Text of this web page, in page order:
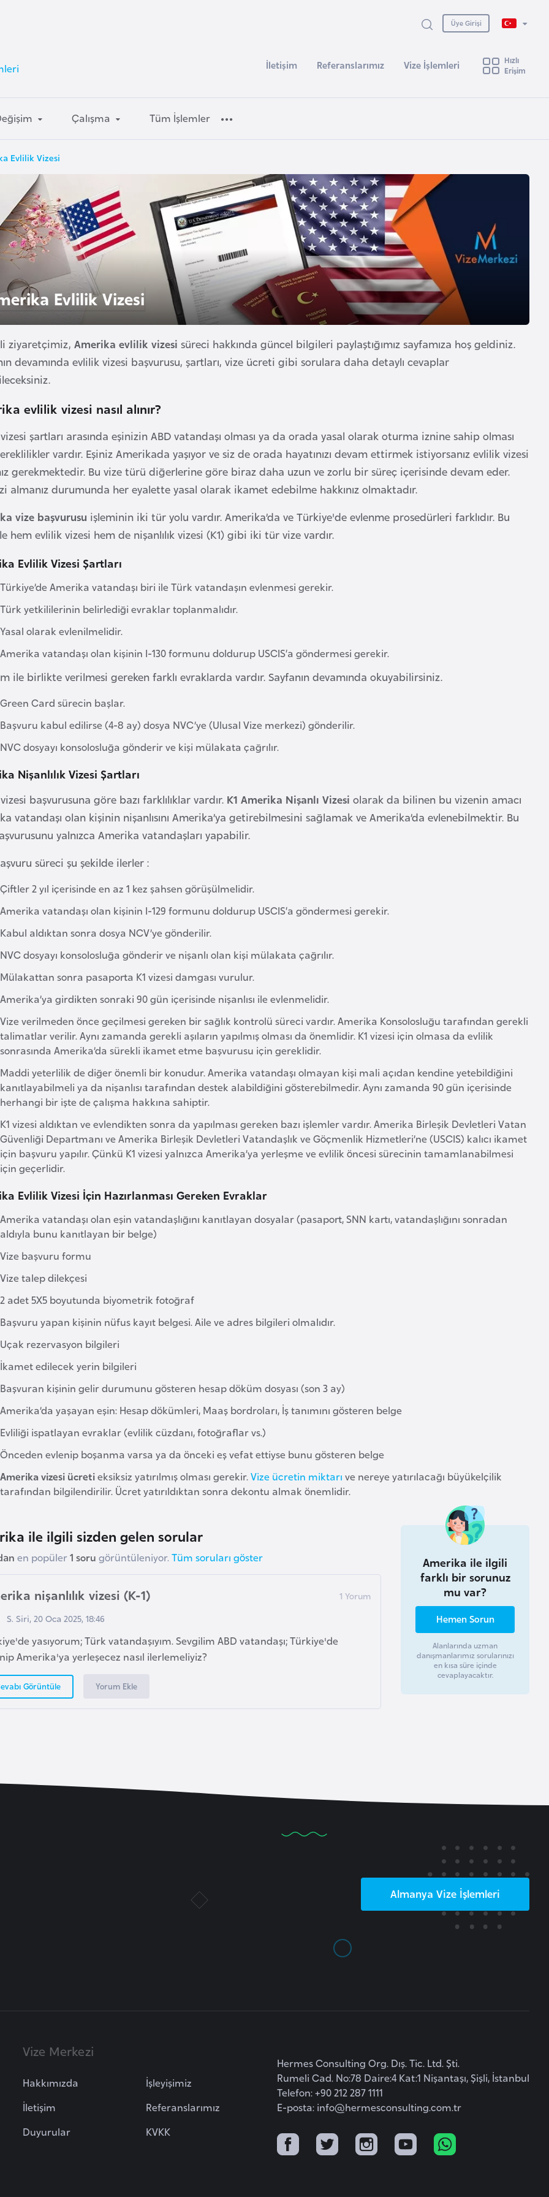
Üye Girişi
İletişim Referanslarımız Vize İşlemleri
Hızlı
Erişim
Çalışma Tüm İşlemler
Evlilik Vizesi
Evlilik Vizesi
ziyaretçimiz, Amerika evlilik vizesi süreci hakkında güncel bilgileri paylaştığımız sayfamıza hoş geldiniz.
devamında evlilik vizesi başvurusu, şartları, vize ücreti gibi sorulara daha detaylı cevaplar
evlilik vizesi nasıl alınır?
şartları arasında eşinizin ABD vatandaşı olması ya da orada yasal olarak oturma iznine sahip olması
vardır. Eşiniz Amerikada yaşıyor ve siz de orada hayatınızı devam ettirmek istiyorsanız evlilik vizesi
gerekmektedir. Bu vize türü diğerlerine göre biraz daha uzun ve zorlu bir süreç içerisinde devam eder.
almanız durumunda her eyalette yasal olarak ikamet edebilme hakkınız olmaktadır.
vize başvurusu işleminin iki tür yolu vardır. Amerika’da ve Türkiye'de evlenme prosedürleri farklıdır. Bu
hem evlilik vizesi hem de nişanlılık vizesi (K1) gibi iki tür vize vardır.
Evlilik Vizesi Şartları
Türkiye’de Amerika vatandaşı biri ile Türk vatandaşın evlenmesi gerekir.
Türk yetkililerinin belirlediği evraklar toplanmalıdır.
Yasal olarak evlenilmelidir.
Amerika vatandaşı olan kişinin I-130 formunu doldurup USCIS‘a göndermesi gerekir.
ile birlikte verilmesi gereken farklı evraklarda vardır. Sayfanın devamında okuyabilirsiniz.
Green Card sürecin başlar.
Başvuru kabul edilirse (4-8 ay) dosya NVC’ye (Ulusal Vize merkezi) gönderilir.
NVC dosyayı konsolosluğa gönderir ve kişi mülakata çağrılır.
Nişanlılık Vizesi Şartları
başvurusuna göre bazı farklılıklar vardır. K1 Amerika Nişanlı Vizesi olarak da bilinen bu vizenin amacı
vatandaşı olan kişinin nişanlısını Amerika’ya getirebilmesini sağlamak ve Amerika’da evlenebilmektir. Bu
yalnızca Amerika vatandaşları yapabilir.
süreci şu şekilde ilerler :
Çiftler 2 yıl içerisinde en az 1 kez şahsen görüşülmelidir.
Amerika vatandaşı olan kişinin I-129 formunu doldurup USCIS‘a göndermesi gerekir.
Kabul aldıktan sonra dosya NCV’ye gönderilir.
NVC dosyayı konsolosluğa gönderir ve nişanlı olan kişi mülakata çağrılır.
Mülakattan sonra pasaporta K1 vizesi damgası vurulur.
Amerika’ya girdikten sonraki 90 gün içerisinde nişanlısı ile evlenmelidir.
Vize verilmeden önce geçilmesi gereken bir sağlık kontrolü süreci vardır. Amerika Konsolosluğu tarafından gerekli
talimatlar verilir. Aynı zamanda gerekli aşıların yapılmış olması da önemlidir. K1 vizesi için olmasa da evlilik
sonrasında Amerika’da sürekli ikamet etme başvurusu için gereklidir.
Maddi yeterlilik de diğer önemli bir konudur. Amerika vatandaşı olmayan kişi mali açıdan kendine yetebildiğini
kanıtlayabilmeli ya da nişanlısı tarafından destek alabildiğini gösterebilmedir. Aynı zamanda 90 gün içerisinde
herhangi bir işte de çalışma hakkına sahiptir.
K1 vizesi aldıktan ve evlendikten sonra da yapılması gereken bazı işlemler vardır. Amerika Birleşik Devletleri Vatan
Güvenliği Departmanı ve Amerika Birleşik Devletleri Vatandaşlık ve Göçmenlik Hizmetleri’ne (USCIS) kalıcı ikamet
için başvuru yapılır. Çünkü K1 vizesi yalnızca Amerika’ya yerleşme ve evlilik öncesi sürecinin tamamlanabilmesi
için geçerlidir.
Evlilik Vizesi İçin Hazırlanması Gereken Evraklar
Amerika vatandaşı olan eşin vatandaşlığını kanıtlayan dosyalar (pasaport, SNN kartı, vatandaşlığını sonradan
aldıyla bunu kanıtlayan bir belge)
Vize başvuru formu
Vize talep dilekçesi
2 adet 5X5 boyutunda biyometrik fotoğraf
Başvuru yapan kişinin nüfus kayıt belgesi. Aile ve adres bilgileri olmalıdır.
Uçak rezervasyon bilgileri
İkamet edilecek yerin bilgileri
Başvuran kişinin gelir durumunu gösteren hesap döküm dosyası (son 3 ay)
Amerika’da yaşayan eşin: Hesap dökümleri, Maaş bordroları, İş tanımını gösteren belge
Evliliği ispatlayan evraklar (evlilik cüzdanı, fotoğraflar vs.)
Önceden evlenip boşanma varsa ya da önceki eş vefat ettiyse bunu gösteren belge
Amerika vizesi ücretieksiksiz yatırılmış olması gerekir.Vize ücretin miktarı ve nereye yatırılacağı büyükelçilik
tarafından bilgilendirilir. Ücret yatırıldıktan sonra dekontu almak önemlidir.
ile ilgili sizden gelen sorular
en popüler1 soru görüntüleniyor.Tüm soruları göster
nişanlılık vizesi (K-1)
S. Siri, 20 Oca 2025, 18:46
yasıyorum; Türk vatandaşıyım. Sevgilim ABD vatandaşı; Türkiye'de
Amerika'ya yerleşecez nasıl ilerlemeliyiz?
Görüntüle Yorum Ekle
Amerika ile ilgili
farklı bir sorunuz
mu var?
Hemen Sorun
Alanlarında uzman
danışmanlarımız sorularınızı
en kısa süre içinde
cevaplayacaktır.
Almanya Vize İşlemleri
Vize Merkezi
Hakkımızda
İletişim
Duyurular
İşleyişimiz
Referanslarımız
KVKK
Hermes Consulting Org. Dış. Tic. Ltd. Şti.
Rumeli Cad. No:78 Daire:4 Kat:1 Nişantaşı, Şişli, İstanbul
Telefon: +90 212 287 1111
E-posta: info@hermesconsulting.com.tr